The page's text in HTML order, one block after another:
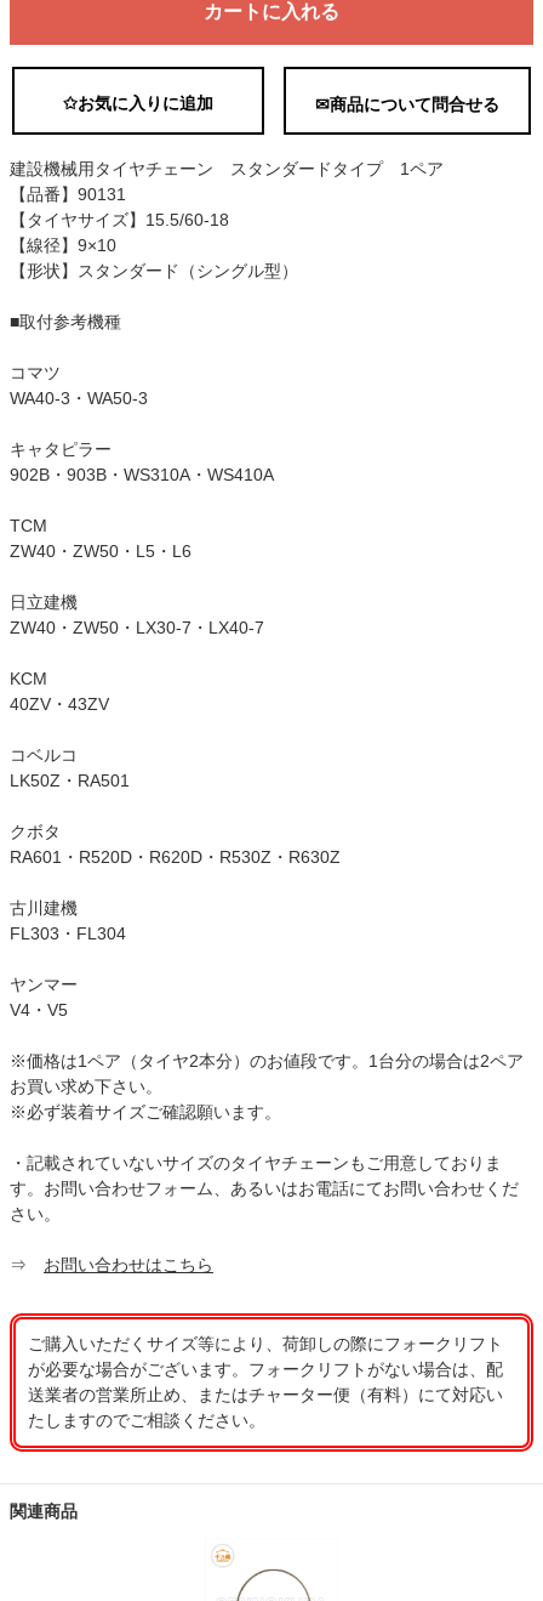
カートに入れる
✩お気に入りに追加 ✉商品について問合せる
建設機械用タイヤチェーン スタンダードタイプ 1ペア
【品番】90131
【タイヤサイズ】15.5/60-18
【線径】9×10
【形状】スタンダード（シングル型）
■取付参考機種
コマツ
WA40-3・WA50-3
キャタピラー
902B・903B・WS310A・WS410A
TCM
ZW40・ZW50・L5・L6
日立建機
ZW40・ZW50・LX30-7・LX40-7
KCM
40ZV・43ZV
コベルコ
LK50Z・RA501
クボタ
RA601・R520D・R620D・R530Z・R630Z
古川建機
FL303・FL304
ヤンマー
V4・V5
※価格は1ペア（タイヤ2本分）のお値段です。1台分の場合は2ペア
お買い求め下さい。
※必ず装着サイズご確認願います。
・記載されていないサイズのタイヤチェーンもご用意しておりま
す。お問い合わせフォーム、あるいはお電話にてお問い合わせくだ
さい。
⇒ お問い合わせはこちら
ご購入いただくサイズ等により、荷卸しの際にフォークリフト
が必要な場合がございます。フォークリフトがない場合は、配
送業者の営業所止め、またはチャーター便（有料）にて対応い
たしますのでご相談ください。
関連商品